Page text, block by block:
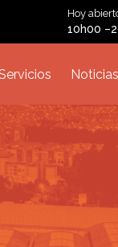
Hoy
10h00
Noticias